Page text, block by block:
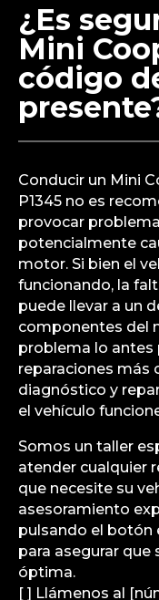
¿Es
Mini
código
Conducir un Mini
P1345 no es
provocar
potencialmente
motor. Si bien el
funcionando, la
puede llevar a un
componentes del
problema lo antes
reparaciones más
diagnóstico y
el vehículo
Somos un taller
atender cualquier
que necesite su
asesoramiento
pulsando el botón
para asegurar que
óptima.
[ ] Llámenos al